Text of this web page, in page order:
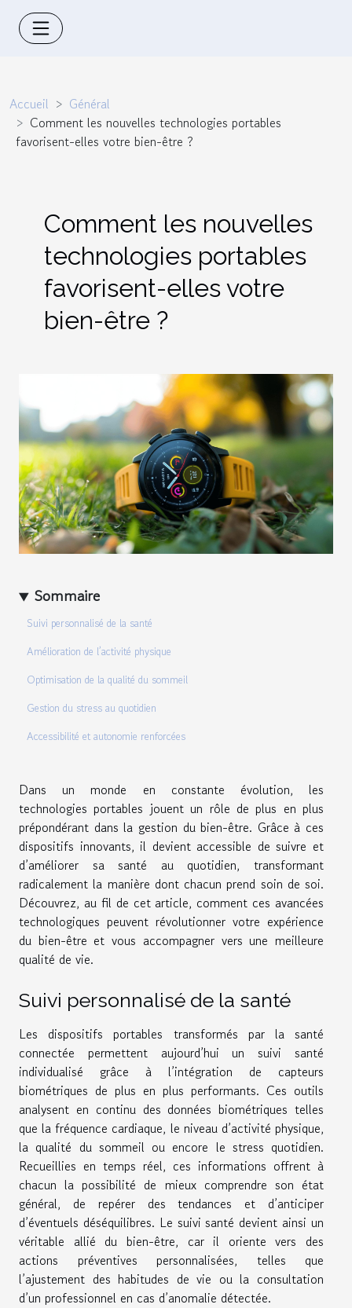
Accueil
Général
Comment les nouvelles technologies portables
favorisent-elles votre bien-être ?
Comment les nouvelles
technologies portables
favorisent-elles votre
bien-être ?
Sommaire
Suivi personnalisé de la santé
Amélioration de l’activité physique
Optimisation de la qualité du sommeil
Gestion du stress au quotidien
Accessibilité et autonomie renforcées
Dans un monde en constante évolution, les
technologies portables jouent un rôle de plus en plus
prépondérant dans la gestion du bien-être. Grâce à ces
dispositifs innovants, il devient accessible de suivre et
d’améliorer sa santé au quotidien, transformant
radicalement la manière dont chacun prend soin de soi.
Découvrez, au fil de cet article, comment ces avancées
technologiques peuvent révolutionner votre expérience
du bien-être et vous accompagner vers une meilleure
qualité de vie.
Suivi personnalisé de la santé
Les dispositifs portables transformés par la santé
connectée permettent aujourd’hui un suivi santé
individualisé grâce à l’intégration de capteurs
biométriques de plus en plus performants. Ces outils
analysent en continu des données biométriques telles
que la fréquence cardiaque, le niveau d’activité physique,
la qualité du sommeil ou encore le stress quotidien.
Recueillies en temps réel, ces informations offrent à
chacun la possibilité de mieux comprendre son état
général, de repérer des tendances et d’anticiper
d’éventuels déséquilibres. Le suivi santé devient ainsi un
véritable allié du bien-être, car il oriente vers des
actions préventives personnalisées, telles que
l’ajustement des habitudes de vie ou la consultation
d’un professionnel en cas d’anomalie détectée.